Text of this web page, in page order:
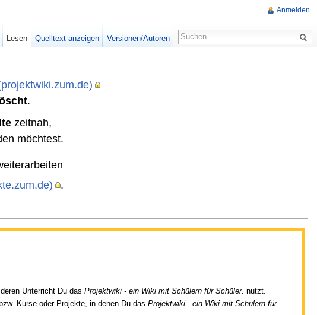
.
zeitnah,
möchtest.
.
Unterricht Du das Projektwiki - ein Wiki mit Schülern für Schüler. nutzt.
Kurse oder Projekte, in denen Du das Projektwiki - ein Wiki mit Schülern für
Anmelden
Lesen Quelltext anzeigen Versionen/Autoren